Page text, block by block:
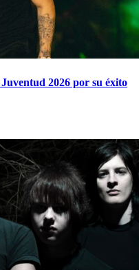
2026 por su éxito